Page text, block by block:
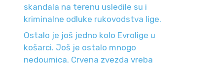
skandala na terenu usledile su i
kriminalne odluke rukovodstva lige.
Ostalo je još jedno kolo Evrolige u
košarci. Još je ostalo mnogo
nedoumica. Crvena zvezda vreba